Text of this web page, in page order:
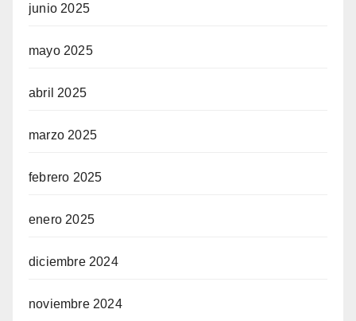
junio 2025
mayo 2025
abril 2025
marzo 2025
febrero 2025
enero 2025
diciembre 2024
noviembre 2024